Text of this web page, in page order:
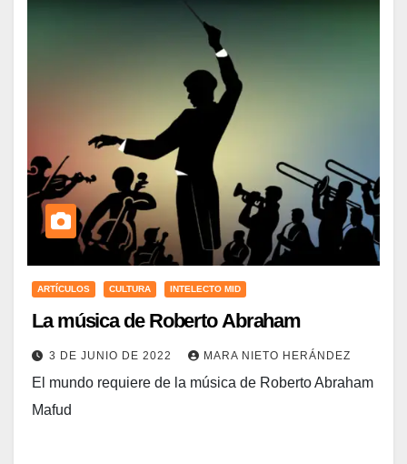
ARTÍCULOS CULTURA INTELECTO MID
La música de Roberto Abraham
3 DE JUNIO DE 2022 MARA NIETO HERÁNDEZ
El mundo requiere de la música de Roberto Abraham
Mafud